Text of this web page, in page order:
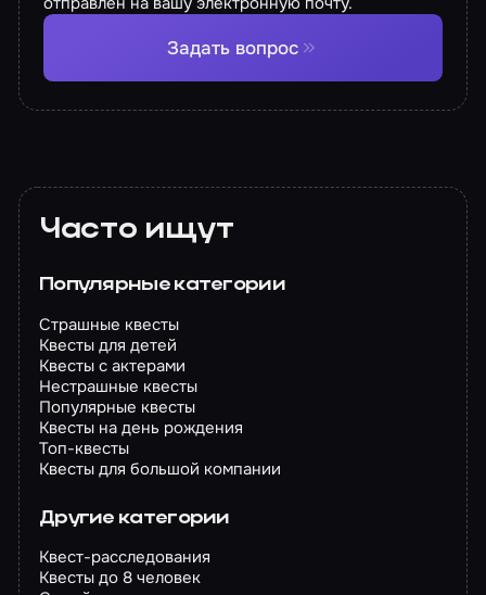
Задать вопрос
Часто ищут
Популярные категории
Страшные квесты
Квесты для детей
Квесты с актерами
Нестрашные квесты
Популярные квесты
Квесты на день рождения
Топ-квесты
Квесты для большой компании
Другие категории
Квест-расследования
Квесты до 8 человек